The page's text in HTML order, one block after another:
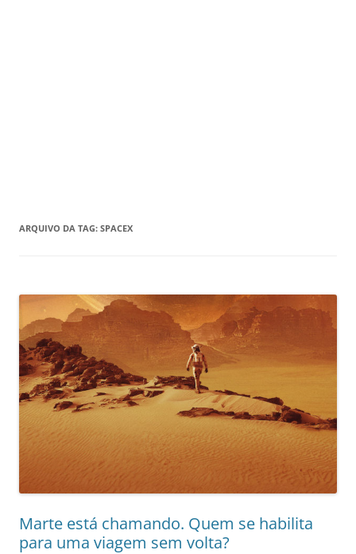
ARQUIVO DA TAG: SPACEX
Marte está chamando. Quem se habilita
para uma viagem sem volta?